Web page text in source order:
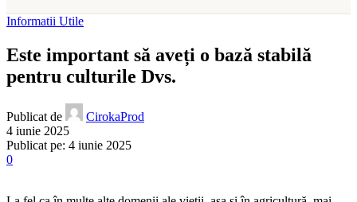
Informatii Utile
Este important să aveți o bază stabilă
pentru culturile Dvs.
Publicat de
CirokaProd
4 iunie 2025
Publicat pe: 4 iunie 2025
0